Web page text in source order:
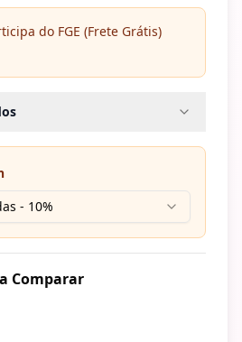
do FGE (Frete Grátis)
- 10%
Comparar